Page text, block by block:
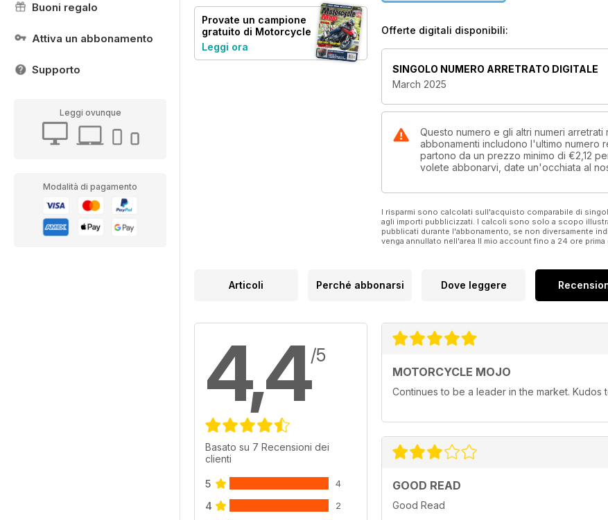
Buoni regalo
Attiva un abbonamento
Supporto
Leggi ovunque
Modalità di pagamento
Provate un campione
gratuito di Motorcycle
Mojo
Leggi ora
Offerte digitali disponibili:
SINGOLO NUMERO ARRETRATO DIGITALE
March 2025
Questo numero e gli altri numeri
abbonamenti includono l'ultimo numero
partono da un prezzo minimo di €2,12
volete abbonarvi, date un'occhiata al
I risparmi sono calcolati sull'acquisto comparabile di
agli importi pubblicizzati. I calcoli sono solo a scopo
pubblicati durante l'abbonamento, se non diversamente
venga annullato nell'area Il mio account fino a 24 ore
Articoli Perché abbonarsi Dove leggere
4,4/5
Basato su 7 Recensioni dei
clienti
5 4
4 2
MOTORCYCLE MOJO
Continues to be a leader in the market. Kudos
GOOD READ
Good Read